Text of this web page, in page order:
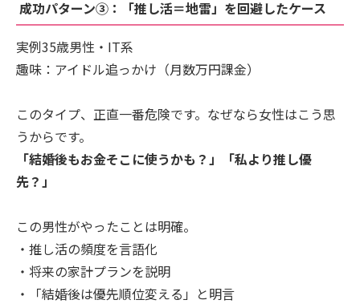
成功パターン③：「推し活＝地雷」を回避したケース
実例35歳男性・IT系
趣味：アイドル追っかけ（月数万円課金）
このタイプ、正直一番危険です。なぜなら女性はこう思
うからです。
「結婚後もお金そこに使うかも？」「私より推し優
先？」
この男性がやったことは明確。
・推し活の頻度を言語化
・将来の家計プランを説明
・「結婚後は優先順位変える」と明言